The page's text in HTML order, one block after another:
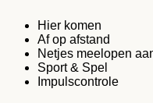
Hier komen
Af op afstand
Netjes meelopen
Sport & Spel
Impulscontrole